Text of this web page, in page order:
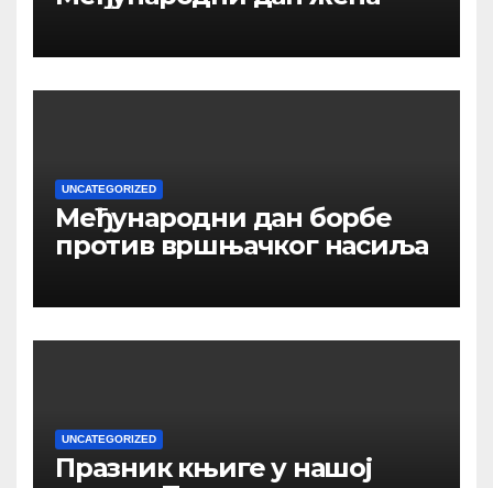
UNCATEGORIZED
Међународни дан борбе
против вршњачког насиља
UNCATEGORIZED
Празник књиге у нашој